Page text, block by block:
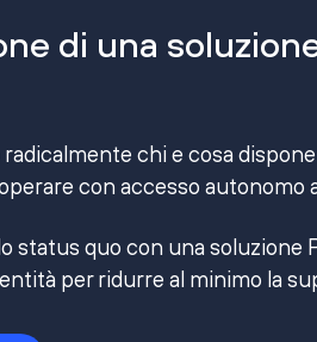
di una
chi e cosa
con accesso autonomo
status quo con una soluzione
per ridurre al minimo la